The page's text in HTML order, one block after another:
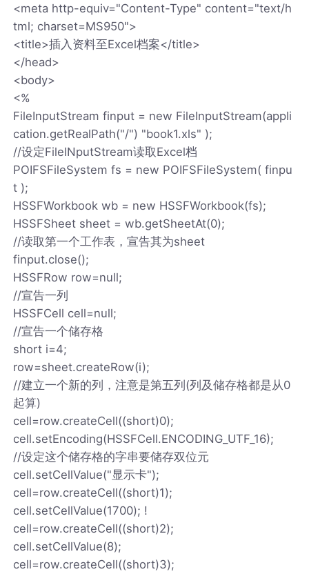
<meta http-equiv="Content-Type" content="text/h
tml; charset=MS950">
<title>插入资料至Excel档案</title>
</head>
<body>
<%
FileInputStream finput = new FileInputStream(appli
cation.getRealPath("/") "book1.xls" );
//设定FileINputStream读取Excel档
POIFSFileSystem fs = new POIFSFileSystem( finpu
t );
HSSFWorkbook wb = new HSSFWorkbook(fs);
HSSFSheet sheet = wb.getSheetAt(0);
//读取第一个工作表，宣告其为sheet
finput.close();
HSSFRow row=null;
//宣告一列
HSSFCell cell=null;
//宣告一个储存格
short i=4;
row=sheet.createRow(i);
//建立一个新的列，注意是第五列(列及储存格都是从0
起算)
cell=row.createCell((short)0);
cell.setEncoding(HSSFCell.ENCODING_UTF_16);
//设定这个储存格的字串要储存双位元
cell.setCellValue("显示卡");
cell=row.createCell((short)1);
cell.setCellValue(1700); !
cell=row.createCell((short)2);
cell.setCellValue(8);
cell=row.createCell((short)3);